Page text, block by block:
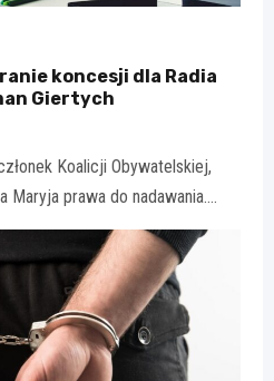
koncesji dla Radia
Giertych
Koalicji Obywatelskiej,
Maryja prawa do nadawania.…